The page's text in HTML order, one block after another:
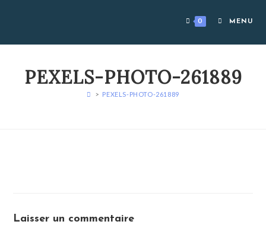
0 MENU
PEXELS-PHOTO-261889
> PEXELS-PHOTO-261889
Laisser un commentaire